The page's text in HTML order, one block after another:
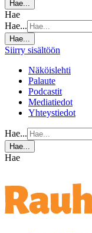
Hae...
Hae
Hae...
Hae...
Siirry sisältöön
Näköislehti
Palaute
Podcastit
Mediatiedot
Yhteystiedot
Hae...
Hae...
Hae